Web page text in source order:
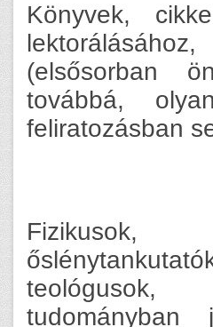
Könyvek,
(elsősorban
továbbá,
feliratozásban
Fizikusok,
teológusok,
tudományban